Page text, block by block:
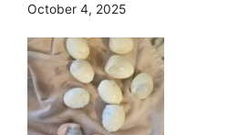
October 4, 2025